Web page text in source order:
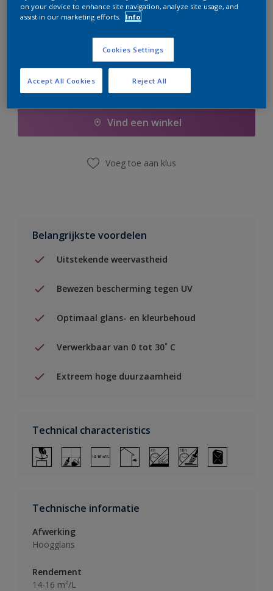
er hard aan om de voorraad aan te vullen.
Boodschappenlijst
Vind een winkel
Voeg toe aan klus
Belangrijkste voordelen
Uitstekende weervastheid
Bewezen bescherming tegen UV
Optimaal glans- en kleurbehoud
Verwerkbaar van 0 tot 30˚ C
Extreem hoge duurzaamheid
Technical characteristics
Technische informatie
Afwerking
Hoogglans
Rendement
14-16 m²/L
on your device to enhance site navigation, analyze site usage, and
assist in our marketing efforts.
Info
Cookies Settings
Reject All
Accept All Cookies